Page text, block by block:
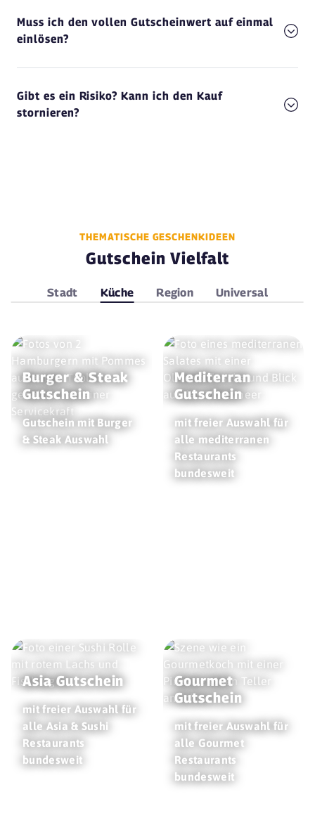
Muss ich den vollen Gutscheinwert auf einmal
einlösen?
Gibt es ein Risiko? Kann ich den Kauf
stornieren?
THEMATISCHE GESCHENKIDEEN
Gutschein Vielfalt
Stadt Küche Region Universal
Burger & Steak
Gutschein
Gutschein mit Burger
& Steak Auswahl
Mediterran
Gutschein
mit freier Auswahl für
alle mediterranen
Restaurants
bundesweit
Asia Gutschein
mit freier Auswahl für
alle Asia & Sushi
Restaurants
bundesweit
Gourmet
Gutschein
mit freier Auswahl für
alle Gourmet
Restaurants
bundesweit